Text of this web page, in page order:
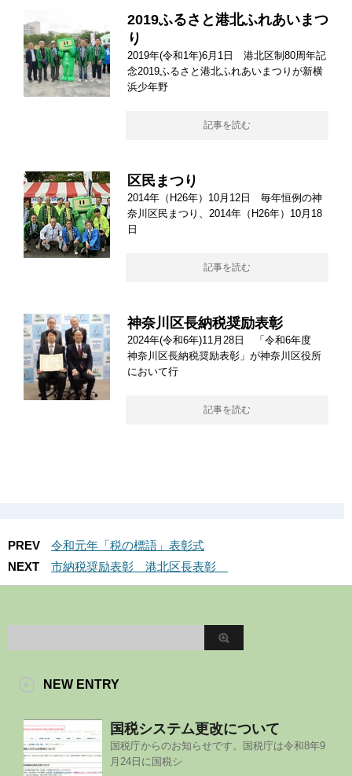
2019ふるさと港北ふれあいまつ
り
2019年(令和1年)6月1日 港北区制80周年記
念2019ふるさと港北ふれあいまつりが新横
浜少年野
記事を読む
区民まつり
2014年（H26年）10月12日 毎年恒例の神
奈川区民まつり、2014年（H26年）10月18
日
記事を読む
神奈川区長納税奨励表彰
2024年(令和6年)11月28日 「令和6年度
神奈川区長納税奨励表彰」が神奈川区役所
において行
記事を読む
PREV
令和元年「税の標語」表彰式
NEXT
市納税奨励表彰 港北区長表彰
NEW ENTRY
国税システム更改について
国税庁からのお知らせです。国税庁は令和8年9
月24日に国税シ